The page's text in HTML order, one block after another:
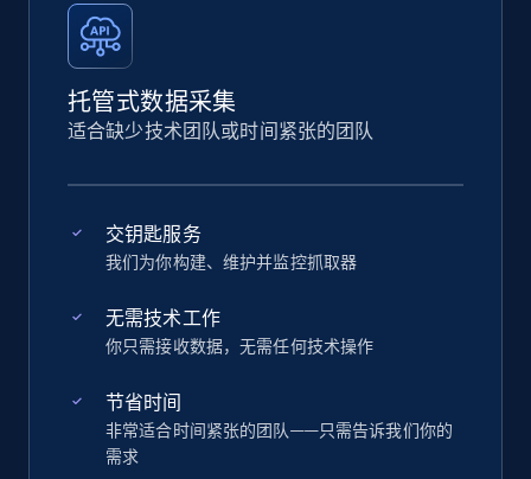
托管式数据采集
适合缺少技术团队或时间紧张的团队
交钥匙服务
我们为你构建、维护并监控抓取器
无需技术工作
你只需接收数据，无需任何技术操作
节省时间
非常适合时间紧张的团队——只需告诉我们你的
需求